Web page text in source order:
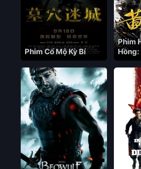
Phim Cổ Mộ Kỳ Bí
Phim
Hồng:
Hùng